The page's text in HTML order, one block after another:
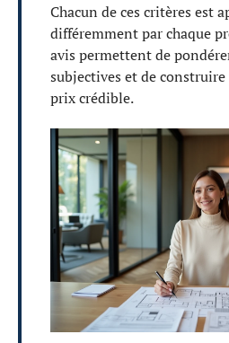
Chacun de ces critères est
différemment par chaque
avis permettent de
subjectives et de
prix crédible.